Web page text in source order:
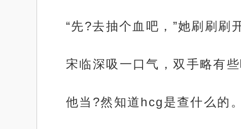
“先?去抽个血吧，”她刷刷刷
宋临深吸一口气，双手略有
他当?然知道hcg是查什么的。